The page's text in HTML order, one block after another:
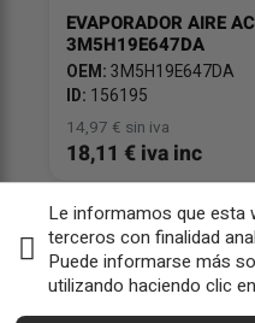
EVAPORADOR AIRE
3M5H19E647DA
OEM: 3M5H19E647DA
ID: 156195
14,97 € sin iva
18,11 € iva inc
Dirección /
Le informamos que esta
terceros con finalidad
Puede informarse más
utilizando haciendo clic